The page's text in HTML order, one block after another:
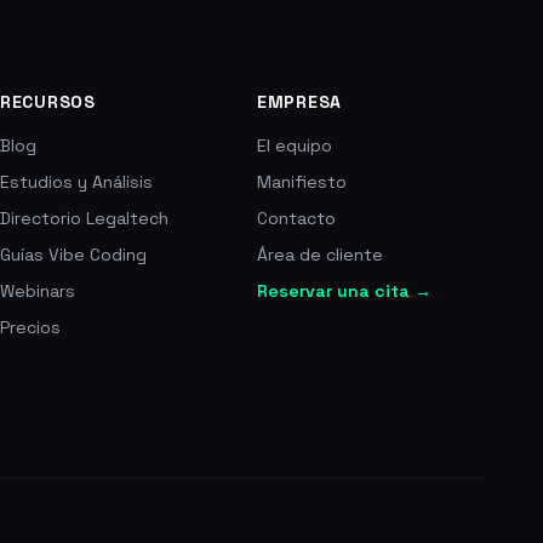
RECURSOS
Blog
Estudios y Análisis
Directorio Legaltech
Guías Vibe Coding
Webinars
Precios
EMPRESA
El equipo
Manifiesto
Contacto
Área de cliente
Reservar una cita →